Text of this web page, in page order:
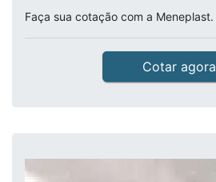
Faça sua cotação com a Meneplast.
Cotar agora